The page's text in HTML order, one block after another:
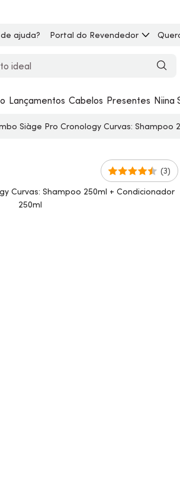
ajuda? Portal do Revendedor
Lançamentos Cabelos Presentes Niina
Siàge Pro Cronology Curvas: Shampoo
(3)